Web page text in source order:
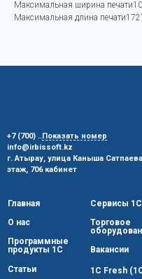
Максимальная ширина
Максимальная длина
+7 (700) ..Показать номер
info@irbissoft.kz
г. Атырау, улица Каныша
этаж, 706 кабинет
Вакансии
Главная
Программные
продукты 1С
Статьи
О нас
1C Fresh
Торговое
Сервисы 1С